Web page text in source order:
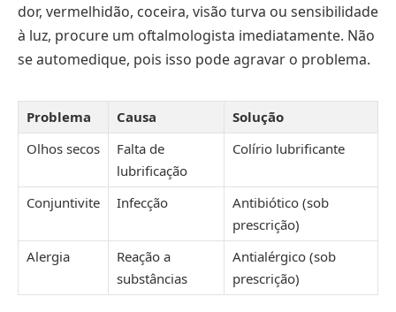
dor, vermelhidão, coceira, visão turva ou sensibilidade
à luz, procure um oftalmologista imediatamente. Não
se automedique, pois isso pode agravar o problema.
Problema Causa
Solução
Olhos secos
Falta de
lubrificação
Colírio lubrificante
Conjuntivite Infecção
Antibiótico (sob
prescrição)
Alergia
Reação a
substâncias
Antialérgico (sob
prescrição)